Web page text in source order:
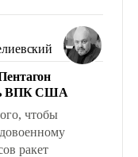
и твердым под
брать на себя
помогать
вперед и
ВПК США
чтобы
ракет